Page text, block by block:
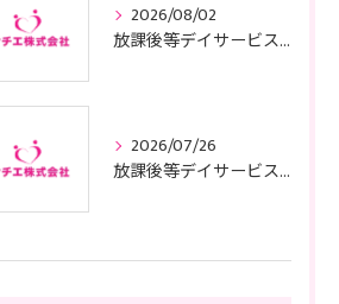
2026/08/02
放課後等デイサービスの基本方針と東京都で運営適合するためのポイント
2026/07/26
放課後等デイサービスの子供サポートで安心と成長を叶える利用ガイド